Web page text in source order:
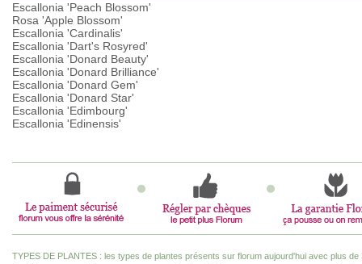
Escallonia 'Peach Blossom'
Rosa 'Apple Blossom'
Escallonia 'Cardinalis'
Escallonia 'Dart's Rosyred'
Escallonia 'Donard Beauty'
Escallonia 'Donard Brilliance'
Escallonia 'Donard Gem'
Escallonia 'Donard Star'
Escallonia 'Edimbourg'
Escallonia 'Edinensis'
TYPES DE PLANTES : les types de plantes présents sur florum aujourd'hui avec plus de